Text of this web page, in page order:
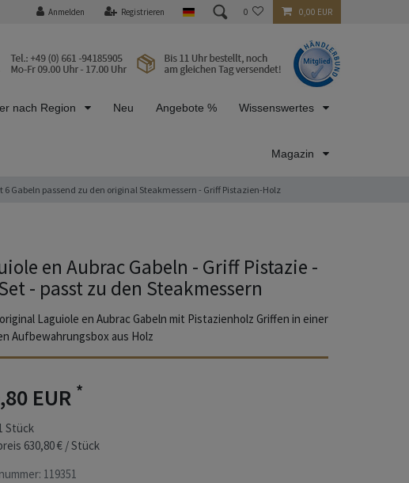
Anmelden Registrieren 0 0,00 EUR
nach Region Neu Angebote % Wissenswertes
Magazin
6 Gabeln passend zu den original Steakmessern - Griff Pistazien-Holz
en Aubrac Gabeln - Griff Pistazie -
- passt zu den Steakmessern
Laguiole en Aubrac Gabeln mit Pistazienholz Griffen in einer
Aufbewahrungsbox aus Holz
EUR *
Stück
630,80 € / Stück
119351